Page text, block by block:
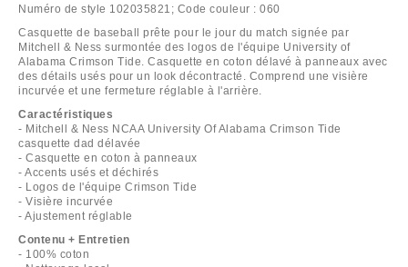
Numéro de style 102035821; Code couleur : 060
Casquette de baseball prête pour le jour du match signée par
Mitchell & Ness surmontée des logos de l'équipe University of
Alabama Crimson Tide. Casquette en coton délavé à panneaux avec
des détails usés pour un look décontracté. Comprend une visière
incurvée et une fermeture réglable à l'arrière.
Caractéristiques
- Mitchell & Ness NCAA University Of Alabama Crimson Tide
casquette dad délavée
- Casquette en coton à panneaux
- Accents usés et déchirés
- Logos de l'équipe Crimson Tide
- Visière incurvée
- Ajustement réglable
Contenu + Entretien
- 100% coton